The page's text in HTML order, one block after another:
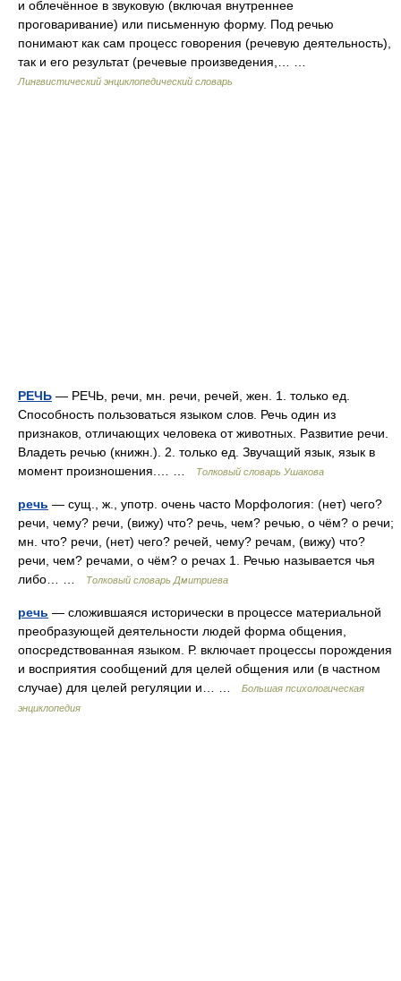
и облечённое в звуковую (включая внутреннее
проговаривание) или письменную форму. Под речью
понимают как сам процесс говорения (речевую деятельность),
так и его результат (речевые произведения,… …
Лингвистический энциклопедический словарь
РЕЧЬ — РЕЧЬ, речи, мн. речи, речей, жен. 1. только ед.
Способность пользоваться языком слов. Речь один из
признаков, отличающих человека от животных. Развитие речи.
Владеть речью (книжн.). 2. только ед. Звучащий язык, язык в
момент произношения.… …
Толковый словарь Ушакова
речь — сущ., ж., употр. очень часто Морфология: (нет) чего?
речи, чему? речи, (вижу) что? речь, чем? речью, о чём? о речи;
мн. что? речи, (нет) чего? речей, чему? речам, (вижу) что?
речи, чем? речами, о чём? о речах 1. Речью называется чья
либо… …
Толковый словарь Дмитриева
речь — сложившаяся исторически в процессе материальной
преобразующей деятельности людей форма общения,
опосредствованная языком. Р. включает процессы порождения
и восприятия сообщений для целей общения или (в частном
случае) для целей регуляции и… …
Большая психологическая
энциклопедия